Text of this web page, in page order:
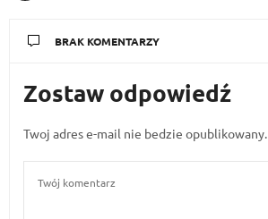
BRAK KOMENTARZY
Zostaw odpowiedź
Twoj adres e-mail nie bedzie opublikowany.